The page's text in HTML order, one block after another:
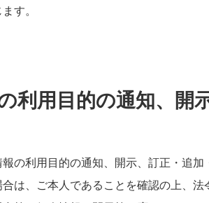
す。
利用目的の通知、開
の利用目的の通知、開示、訂正・追
は、ご本人であることを確認の上、